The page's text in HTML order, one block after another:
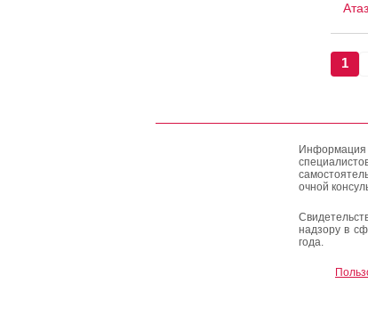
1
очной
надзору в
года.